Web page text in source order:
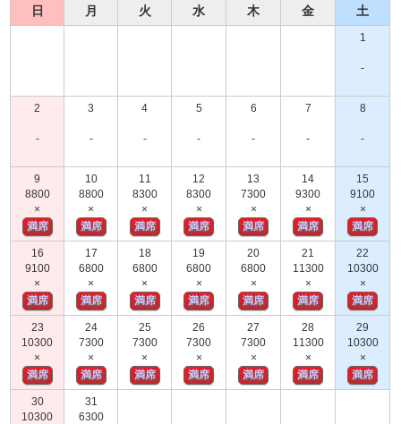
日
月 火 水 木 金 土
1
-
2
-
3
-
4
-
5
-
6
-
7
-
8
-
9
8800
×
満席
10
8800
×
満席
11
8300
×
満席
12
8300
×
満席
13
7300
×
満席
14
9300
×
満席
15
9100
×
満席
16
9100
×
満席
17
6800
×
満席
18
6800
×
満席
19
6800
×
満席
20
6800
×
満席
21
11300
×
満席
22
10300
×
満席
23
10300
×
満席
24
7300
×
満席
25
7300
×
満席
26
7300
×
満席
27
7300
×
満席
28
11300
×
満席
29
10300
×
満席
30
10300
31
6300